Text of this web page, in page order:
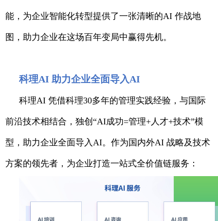
能，为企业智能化转型提供了一张清晰的AI 作战地
图，助力企业在这场百年变局中赢得先机。
科理AI 助力企业全面导入AI
科理AI 凭借科理30多年的管理实践经验，与国际
前沿技术相结合，独创“AI成功=管理+人才+技术”模
型，助力企业全面导入AI。作为国内外AI 战略及技术
方案的领先者，为企业打造一站式全价值链服务：